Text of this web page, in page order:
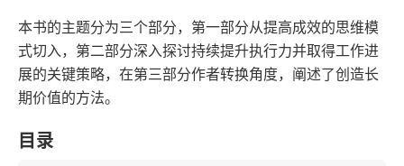
本书的主题分为三个部分，第一部分从提高成效的思维模
式切入，第二部分深入探讨持续提升执行力并取得工作进
展的关键策略，在第三部分作者转换角度，阐述了创造长
期价值的方法。
目录